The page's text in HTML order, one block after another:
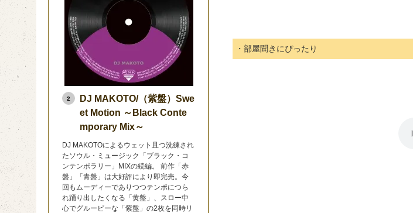
・部屋聞きにぴったり
2
DJ MAKOTO/（紫盤）Swe
et Motion ～Black Conte
mporary Mix～
DJ MAKOTOによるウェット且つ洗練され
たソウル・ミュージック「ブラック・コ
ンテンポラリー」MIXの続編。 前作「赤
盤」「青盤」は大好評により即完売。今
回もムーディーでありつつテンポにつら
れ踊り出したくなる「黄盤」、スロー中
心でグルービーな「紫盤」の2枚を同時リ